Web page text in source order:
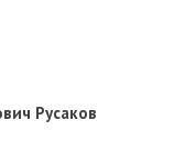
Русаков